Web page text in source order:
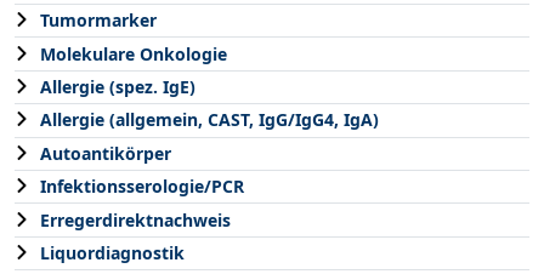
Tumormarker
Molekulare Onkologie
Allergie (spez. IgE)
Allergie (allgemein, CAST, IgG/IgG4, IgA)
Autoantikörper
Infektionsserologie/PCR
Erregerdirektnachweis
Liquordiagnostik